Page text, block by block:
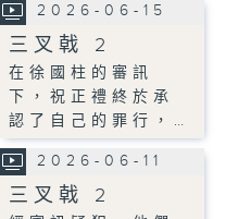
2026-06-15
三叉戟 2
在徐國柱的審訊
下，祝正禮終於承
認了自己的罪行，…
2026-06-11
三叉戟 2